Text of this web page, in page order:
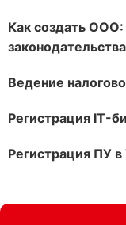
Как создать
законодательства
Ведение
Регистрация IT-
Регистрация ПУ в